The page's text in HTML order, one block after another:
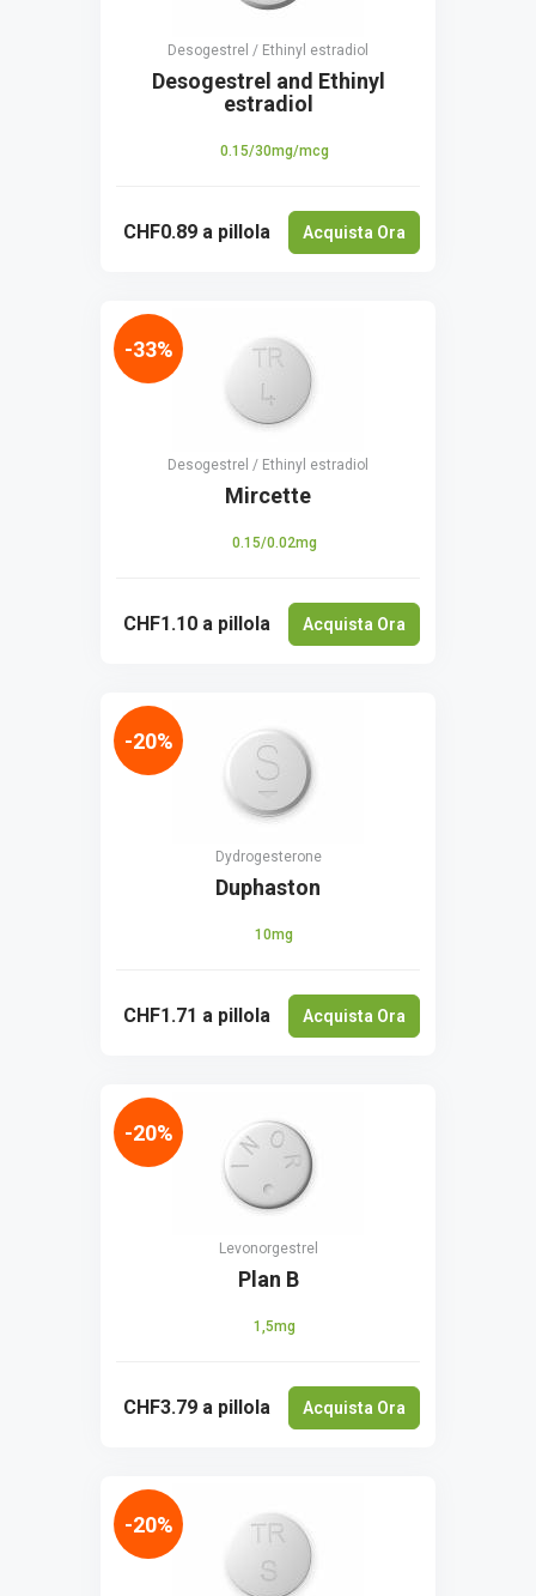
Desogestrel / Ethinyl estradiol
Desogestrel and Ethinyl
estradiol
0.15/30mg/mcg
CHF0.89 a pillola Acquista Ora
Desogestrel / Ethinyl estradiol
Mircette
0.15/0.02mg
CHF1.10 a pillola Acquista Ora
-33%
Dydrogesterone
Duphaston
10mg
CHF1.71 a pillola Acquista Ora
-20%
Levonorgestrel
Plan B
1,5mg
CHF3.79 a pillola Acquista Ora
-20%
-20%